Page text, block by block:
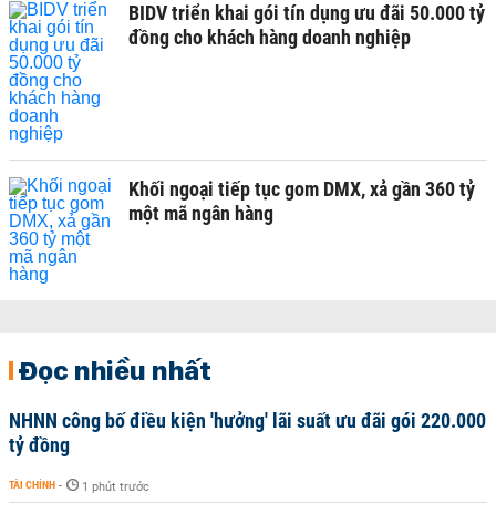
BIDV triển khai gói tín dụng ưu đãi 50.000 tỷ
đồng cho khách hàng doanh nghiệp
Khối ngoại tiếp tục gom DMX, xả gần 360 tỷ
một mã ngân hàng
Đọc nhiều nhất
NHNN công bố điều kiện 'hưởng' lãi suất ưu đãi gói 220.000
tỷ đồng
TÀI CHÍNH - 1 phút trước